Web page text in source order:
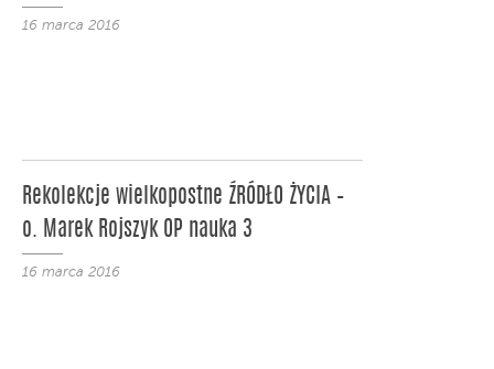
16 marca 2016
Rekolekcje wielkopostne ŹRÓDŁO ŻYCIA –
o. Marek Rojszyk OP nauka 3
16 marca 2016